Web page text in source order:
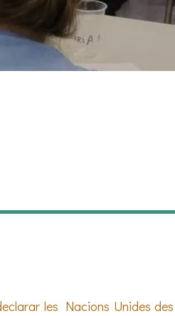
les Nacions Unides des